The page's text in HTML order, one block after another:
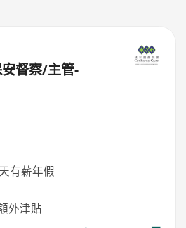
督察/主管-
8.17小時
有薪年假
外津貼